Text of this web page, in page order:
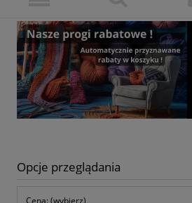
Opcje przeglądania
Cena: (wybierz)